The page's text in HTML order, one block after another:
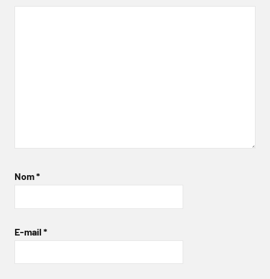
Nom*
E-mail *